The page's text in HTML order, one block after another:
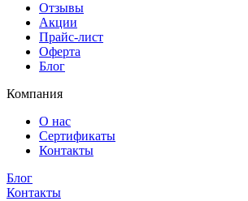
Отзывы
Акции
Прайс-лист
Оферта
Блог
Компания
О нас
Сертификаты
Контакты
Блог
Контакты